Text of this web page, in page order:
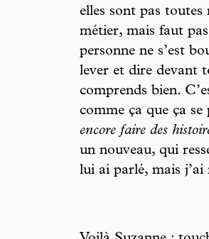
elles sont pas toutes
métier, mais faut
personne ne s’est
lever et dire devant
comprends bien.
comme ça que ça se
encore faire des
un nouveau, qui
lui ai parlé, mais